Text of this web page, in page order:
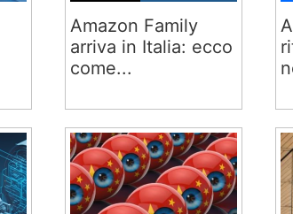
Amazon Family
arriva in Italia: ecco
come...